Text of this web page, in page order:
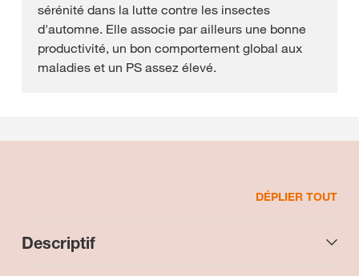
sérénité dans la lutte contre les insectes
d'automne. Elle associe par ailleurs une bonne
productivité, un bon comportement global aux
maladies et un PS assez élevé.
DÉPLIER TOUT
Descriptif